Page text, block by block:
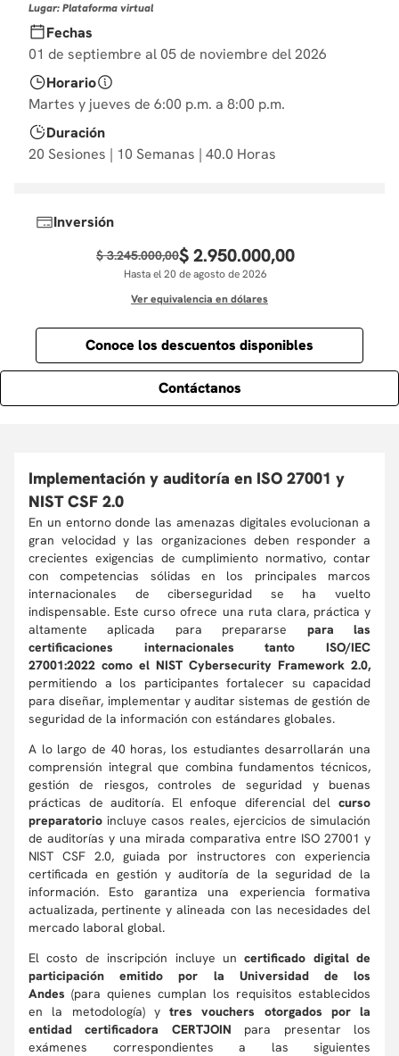
Lugar: Plataforma virtual
Fechas
01 de septiembre al 05 de noviembre del 2026
Horario
Martes y jueves de 6:00 p.m. a 8:00 p.m.
Duración
20 Sesiones | 10 Semanas | 40.0 Horas
Inversión
$ 3.245.000,00$2.950.000,00
Hasta el 20 de agosto de 2026
Ver equivalencia en dólares
Conoce los descuentos disponibles
Contáctanos
Implementación y auditoría en ISO 27001 y
NIST CSF 2.0
En un entorno donde las amenazas digitales evolucionan a
gran velocidad y las organizaciones deben responder a
crecientes exigencias de cumplimiento normativo, contar
con competencias sólidas en los principales marcos
internacionales de ciberseguridad se ha vuelto
indispensable. Este curso ofrece una ruta clara, práctica y
altamente aplicada para prepararse para las
certificaciones internacionales tanto ISO/IEC
27001:2022 como el NIST Cybersecurity Framework 2.0,
permitiendo a los participantes fortalecer su capacidad
para diseñar, implementar y auditar sistemas de gestión de
seguridad de la información con estándares globales.
A lo largo de 40 horas, los estudiantes desarrollarán una
comprensión integral que combina fundamentos técnicos,
gestión de riesgos, controles de seguridad y buenas
prácticas de auditoría. El enfoque diferencial del curso
preparatorio incluye casos reales, ejercicios de simulación
de auditorías y una mirada comparativa entre ISO 27001 y
NIST CSF 2.0, guiada por instructores con experiencia
certificada en gestión y auditoría de la seguridad de la
información. Esto garantiza una experiencia formativa
actualizada, pertinente y alineada con las necesidades del
mercado laboral global.
El costo de inscripción incluye uncertificado digital de
participación emitido por la Universidad de los
Andes (para quienes cumplan los requisitos establecidos
en la metodología) ytres vouchers otorgados por la
entidad certificadora CERTJOIN para presentar los
exámenes correspondientes a las siguientes